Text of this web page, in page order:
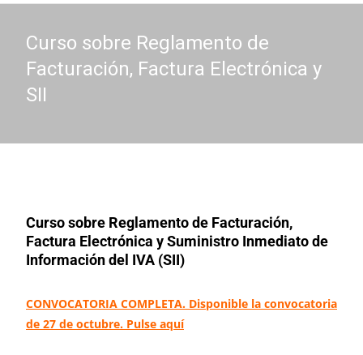
Curso sobre Reglamento de
Facturación, Factura Electrónica y
SII
Curso sobre Reglamento de Facturación,
Factura Electrónica y Suministro Inmediato de
Información del IVA (SII)
CONVOCATORIA COMPLETA. Disponible la convocatoria
de 27 de octubre. Pulse aquí